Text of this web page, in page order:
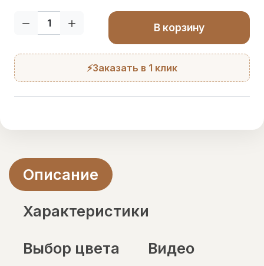
Кол-во:
В корзину
⚡Заказать в 1 клик
Описание
Характеристики
Выбор цвета Видео